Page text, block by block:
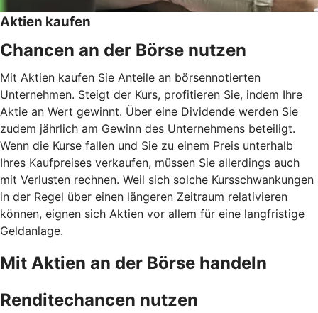
Aktien kaufen
Chancen an der Börse nutzen
Mit Aktien kaufen Sie Anteile an börsennotierten
Unternehmen. Steigt der Kurs, profitieren Sie, indem Ihre
Aktie an Wert gewinnt. Über eine Dividende werden Sie
zudem jährlich am Gewinn des Unternehmens beteiligt.
Wenn die Kurse fallen und Sie zu einem Preis unterhalb
Ihres Kaufpreises verkaufen, müssen Sie allerdings auch
mit Verlusten rechnen. Weil sich solche Kursschwankungen
in der Regel über einen längeren Zeitraum relativieren
können, eignen sich Aktien vor allem für eine langfristige
Geldanlage.
Mit Aktien an der Börse handeln
Renditechancen nutzen